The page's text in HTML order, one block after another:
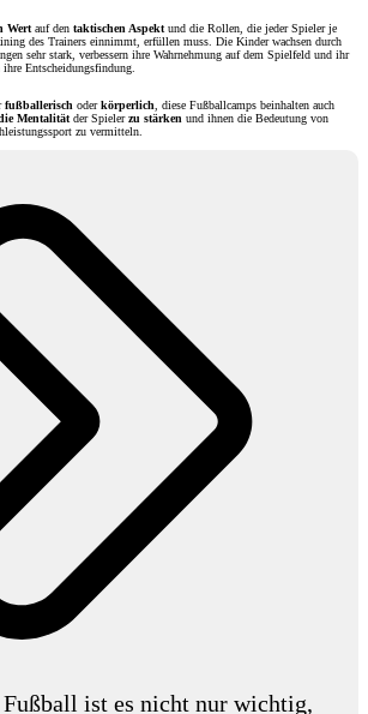
Wert auf den taktischen Aspekt und die Rollen, die jeder Spieler je
des Trainers einnimmt, erfüllen muss. Die Kinder wachsen durch
sehr stark, verbessern ihre Wahrnehmung auf dem Spielfeld und ihr
Entscheidungsfindung.
fußballerisch oderkörperlich , diese Fußballcamps beinhalten auch
Mentalität der Spielerzu stärken und ihnen die Bedeutung von
zu vermitteln.
ist es nicht nur wichtig,